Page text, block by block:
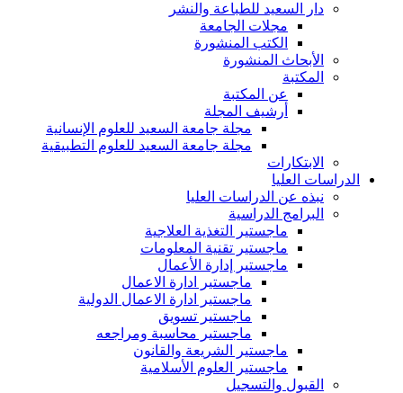
دار السعيد للطباعة والنشر
مجلات الجامعة
الكتب المنشورة
الأبحاث المنشورة
المكتبة
عن المكتبة
أرشيف المجلة
مجلة جامعة السعيد للعلوم الإنسانية
مجلة جامعة السعيد للعلوم التطبيقية
الابتكارات
الدراسات العليا
نبذه عن الدراسات العليا
البرامج الدراسية
ماجستير التغذية العلاجية
ماجستير تقنية المعلومات
ماجستير إدارة الأعمال
ماجستير ادارة الاعمال
ماجستير ادارة الاعمال الدولية
ماجستير تسويق
ماجستير محاسبة ومراجعه
ماجستير الشريعة والقانون
ماجستير العلوم الأسلامية
القبول والتسجيل